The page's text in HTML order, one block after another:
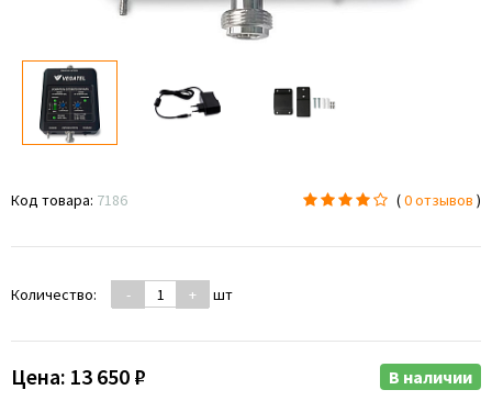
Код товара: 7186 (0 отзывов )
Количество: - + шт
Цена: 13 650 ₽ В наличии